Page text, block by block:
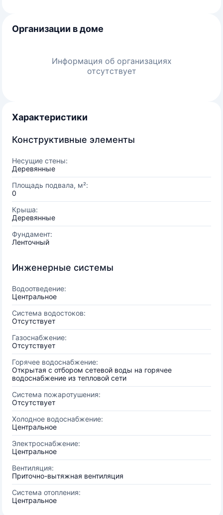
Организации в доме
Информация об организациях
отсутствует
Характеристики
Конструктивные элементы
Несущие стены:
Деревянные
Площадь подвала, м²:
0
Крыша:
Деревянные
Фундамент:
Ленточный
Инженерные системы
Водоотведение:
Центральное
Система водостоков:
Отсутствует
Газоснабжение:
Отсутствует
Горячее водоснабжение:
Открытая с отбором сетевой воды на горячее
водоснабжение из тепловой сети
Система пожаротушения:
Отсутствует
Холодное водоснабжение:
Центральное
Электроснабжение:
Центральное
Вентиляция:
Приточно-вытяжная вентиляция
Система отопления:
Центральное